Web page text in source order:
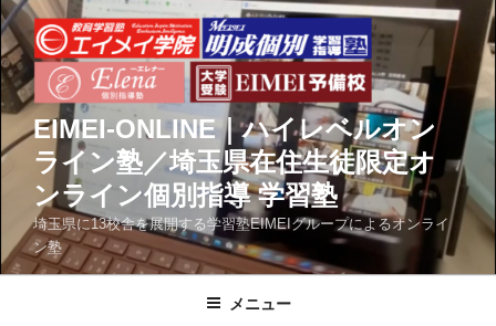
コ
ン
テ
ン
ツ
へ
プ
EIMEI-ONLINE｜ハイレベルオン
ライン塾／埼玉県在住生徒限定オ
ンライン個別指導 学習塾
埼玉県に13校舎を展開する学習塾EIMEIグループによるオンライ
ン塾
メニュー